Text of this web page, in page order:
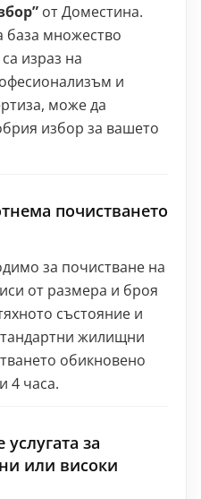
от Доместина.
база множество
израз на
и
може да
избор за вашето
почистването
за почистване на
от размера и броя
състояние и
жилищни
обикновено
4 часа.
за
или високи